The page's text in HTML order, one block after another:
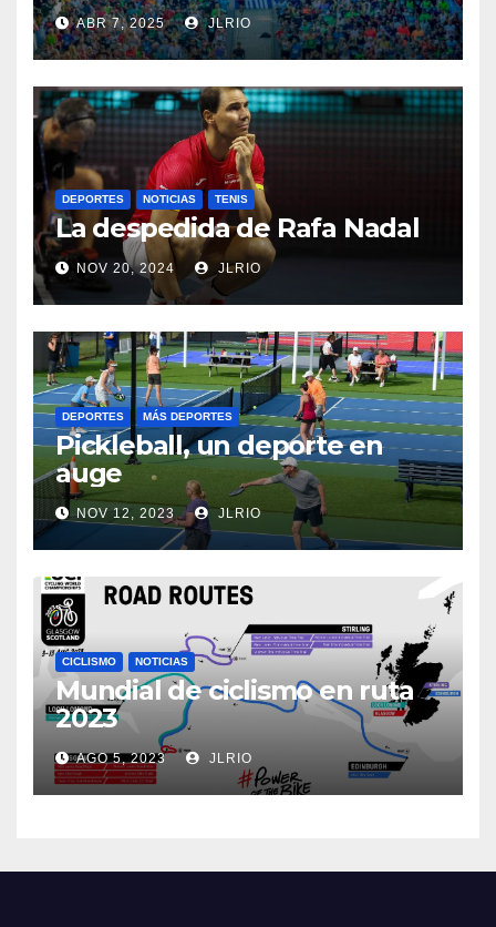
ABR 7, 2025 JLRIO
DEPORTES NOTICIAS TENIS
La despedida de Rafa Nadal
NOV 20, 2024 JLRIO
DEPORTES MÁS DEPORTES
Pickleball, un deporte en
auge
NOV 12, 2023 JLRIO
CICLISMO NOTICIAS
Mundial de ciclismo en ruta
2023
AGO 5, 2023 JLRIO